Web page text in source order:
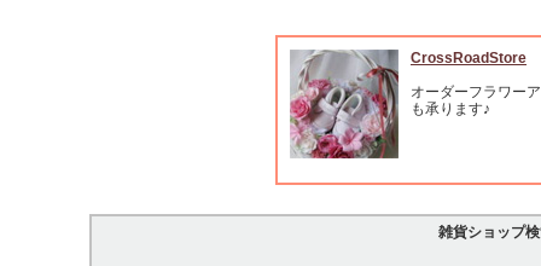
CrossRoadStore
オーダーフラワー
も承ります♪
雑貨ショップ